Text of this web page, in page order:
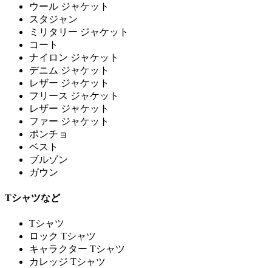
ウール ジャケット
スタジャン
ミリタリー ジャケット
コート
ナイロン ジャケット
デニム ジャケット
レザー ジャケット
フリース ジャケット
レザー ジャケット
ファー ジャケット
ポンチョ
ベスト
ブルゾン
ガウン
Tシャツなど
Tシャツ
ロック Tシャツ
キャラクター Tシャツ
カレッジ Tシャツ